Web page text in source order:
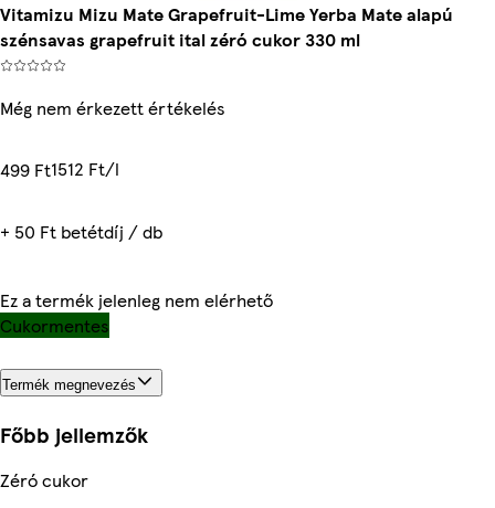
Vitamizu Mizu Mate Grapefruit-Lime Yerba Mate alapú
szénsavas grapefruit ital zéró cukor 330 ml
Még nem érkezett értékelés
499 Ft1512 Ft/l
+ 50 Ft betétdíj / db
Ez a termék jelenleg nem elérhető
Cukormentes
Termék megnevezés
Főbb jellemzők
Zéró cukor